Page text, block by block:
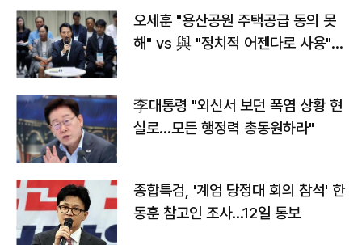
오세훈 "용산공원 주택공급 동의 못
해" vs 與 "정치적 어젠다로 사용"
李대통령 "외신서 보던 폭염 상황 현
실로…모든 행정력 총동원하라"
종합특검, '계엄 당정대 회의 참석' 한
동훈 참고인 조사...12일 통보